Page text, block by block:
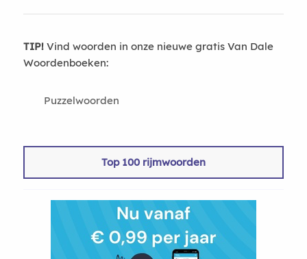
TIP!Vind woorden in onze nieuwe gratis Van Dale
Woordenboeken:
Puzzelwoorden
Top 100 rijmwoorden